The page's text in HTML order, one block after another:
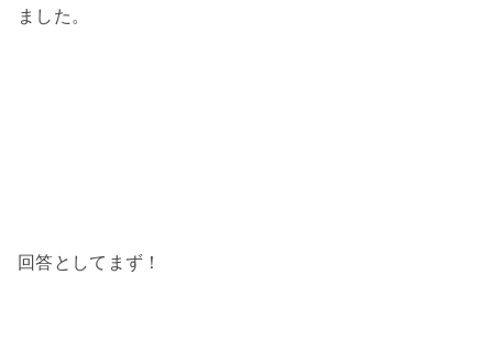
ました。
回答としてまず！